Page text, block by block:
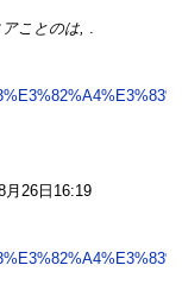
ことのは, .
月26日16:19